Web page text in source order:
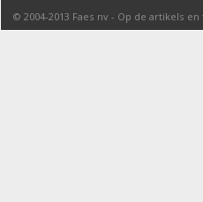
© 2004-2013 Faes nv - Op de artikels